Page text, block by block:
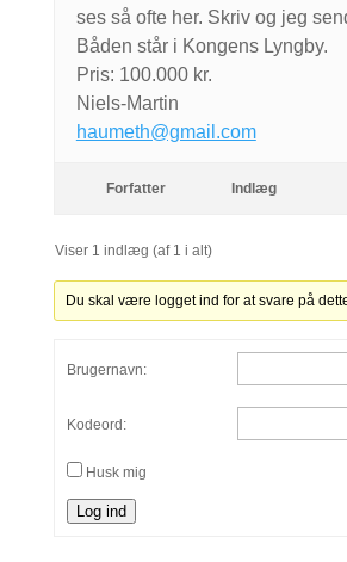
ses så ofte her. Skriv og jeg
Båden står i Kongens Lyngby.
Pris: 100.000 kr.
Niels-Martin
haumeth@gmail.com
Forfatter Indlæg
Viser 1 indlæg (af 1 i alt)
Du skal være logget ind for at svare på
Brugernavn:
Kodeord:
Husk mig
Log ind